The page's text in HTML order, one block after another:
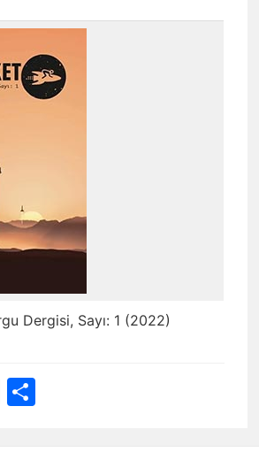
Dergisi, Sayı: 1 (2022)
EmailShare